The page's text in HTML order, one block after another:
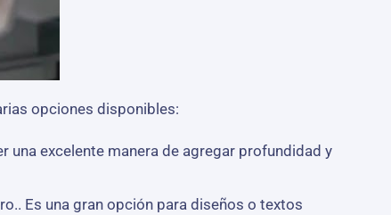
opciones disponibles:
una excelente manera de agregar profundidad y
Es una gran opción para diseños o textos